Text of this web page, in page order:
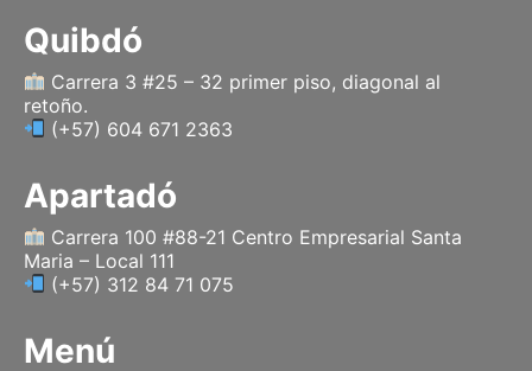
Quibdó
Carrera 3 #25 – 32 primer piso, diagonal al
retoño.
(+57) 604 671 2363
Apartadó
Carrera 100 #88-21 Centro Empresarial Santa
Maria – Local 111
(+57) 312 84 71 075
Menú